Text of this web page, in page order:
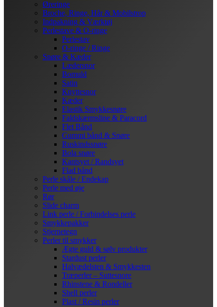
Øreringe
Broche, Ringe, Hår & Mobilstrop
Indpakning & Værktøj
Perlestave & O-ringe
Perlestav
O-ringe / Ringe
Snøre & Kæder
Lædersnor
Bomuld
Satin
Knyttesnor
Kæder
Elastik Smykkesnøre
Faldskærmsline & Paracord
Flet Bånd
Gummi bånd & Snøre
Ruskindssnøre
Bola snøre
Kantsyet / Randsyet
Flad bånd
Perle skåle / Endekap
Perle med øje
Rør
Slide charm
Link perle / Forbindelses perle
Smykkepakker
Stjernetegn
Perler til smykker
Ægte guld & sølv produkter
Stardust perler
Halvædelsten & Smykkesten
Træperler – Suttesnore
Rhinstene & Rondeller
Shell perler
Plast / Resin perler